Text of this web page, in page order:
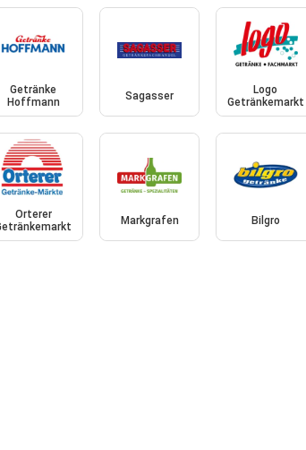
Getränke
Hoffmann
Sagasser
Logo
Getränkemarkt
Orterer
Markgrafen Bilgro